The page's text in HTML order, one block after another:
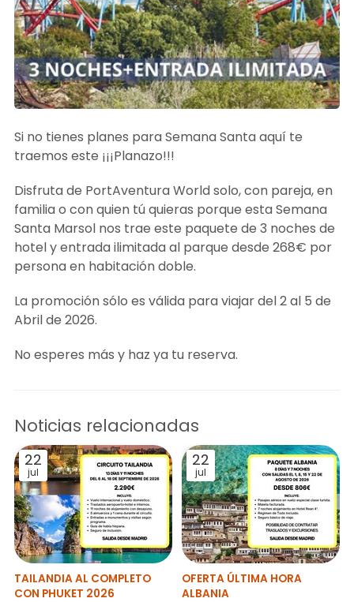
Si no tienes planes para Semana Santa aquí te
traemos este ¡¡¡Planazo!!!
Disfruta de PortAventura World solo, con pareja, en
familia o con quien tú quieras porque esta Semana
Santa Marsol nos trae este paquete de 3 noches de
hotel y entrada ilimitada al parque desde 268€ por
persona en habitación doble.
La promoción sólo es válida para viajar del 2 al 5 de
Abril de 2026.
No esperes más y haz ya tu reserva.
Noticias relacionadas
22
jul
TAILANDIA AL COMPLETO
CON PHUKET 2026
22
jul
OFERTA ÚLTIMA HORA
ALBANIA